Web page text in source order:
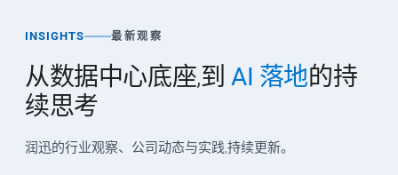
INSIGHTS 最新观察
从数据中心底座,到AI 落地的持
续思考
润迅的行业观察、公司动态与实践,持续更新。